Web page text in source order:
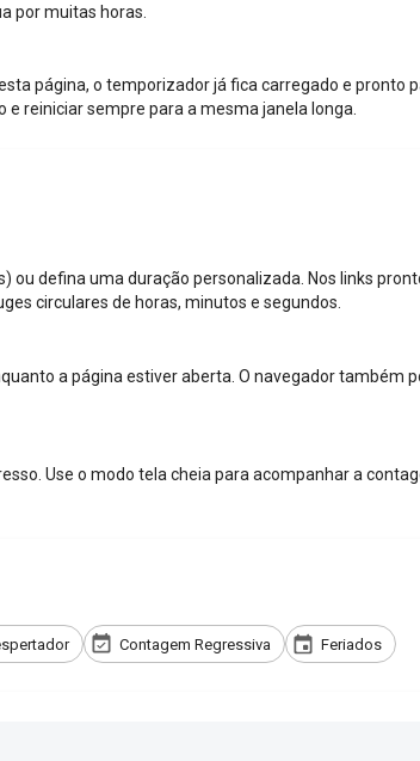
por muitas horas.
página, o temporizador já fica carregado e pronto
reiniciar sempre para a mesma janela longa.
ou defina uma duração personalizada. Nos links
circulares de horas, minutos e segundos.
a página estiver aberta. O navegador também
Use o modo tela cheia para acompanhar a
Contagem Regressiva Feriados